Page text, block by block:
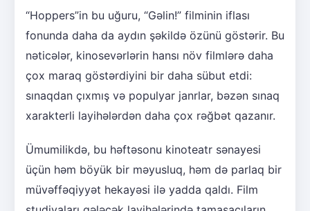
“Hoppers”in bu uğuru, “Gəlin!” filminin iflası
fonunda daha da aydın şəkildə özünü göstərir. Bu
nəticələr, kinosevərlərin hansı növ filmlərə daha
çox maraq göstərdiyini bir daha sübut etdi:
sınaqdan çıxmış və populyar janrlar, bəzən sınaq
xarakterli layihələrdən daha çox rəğbət qazanır.
Ümumilikdə, bu həftəsonu kinoteatr sənayesi
üçün həm böyük bir məyusluq, həm də parlaq bir
müvəffəqiyyət hekayəsi ilə yadda qaldı. Film